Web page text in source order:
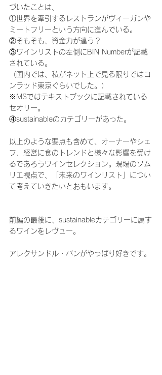
づいたことは、
①世界を牽引するレストランがヴィーガンや
ミートフリーという方向に進んでいる。
②そもそも、資金力が違う？
③ワインリストの左側にBIN Numberが記載
されている。
（国内では、私がネット上で見る限りではコ
ンラッド東京ぐらいでした。）
※MSではテキストブックに記載されている
セオリー。
④sustainableのカテゴリーがあった。
以上のような要点も含めて、オーナーやシェ
フ、経営に食のトレンドと様々な影響を受け
るであろうワインセレクション。現場のソム
リエ視点で、「未来のワインリスト」につい
て考えていきたいとおもいます。
前編の最後に、sustainableカテゴリーに属す
るワインをレヴュー。
アレクサンドル・バンがやっぱり好きです。